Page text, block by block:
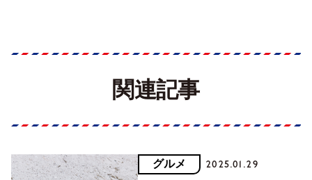
関連記事
グルメ 2025.01.29